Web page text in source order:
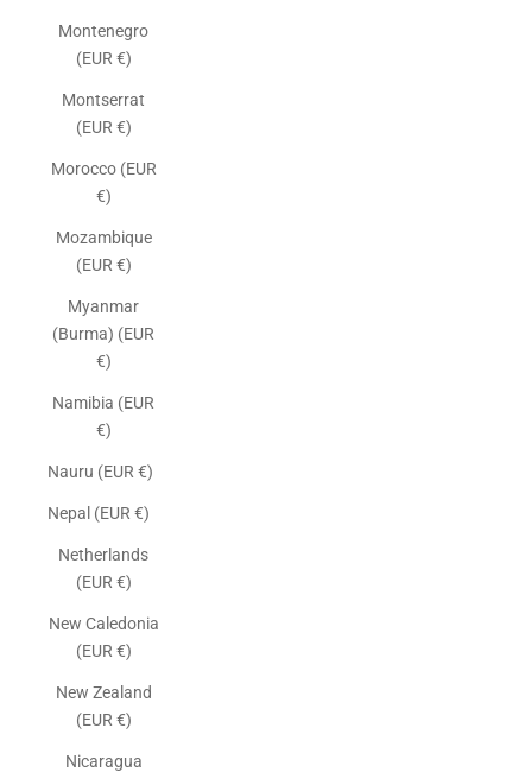
Montenegro
(EUR €)
Montserrat
(EUR €)
Morocco (EUR
€)
Mozambique
(EUR €)
Myanmar
(Burma) (EUR
€)
Namibia (EUR
€)
Nauru (EUR €)
Nepal (EUR €)
Netherlands
(EUR €)
New Caledonia
(EUR €)
New Zealand
(EUR €)
Nicaragua